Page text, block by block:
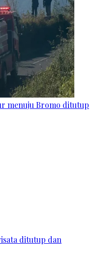
menuju Bromo ditutup
ditutup dan